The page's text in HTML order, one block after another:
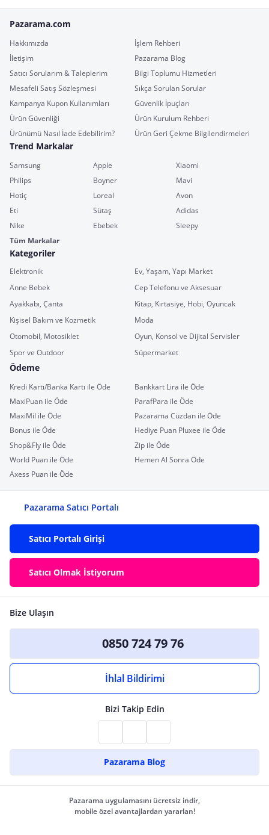
Pazarama.com
Hakkımızda
İşlem Rehberi
İletişim
Pazarama Blog
Satıcı Sorularım & Taleplerim
Bilgi Toplumu Hizmetleri
Mesafeli Satış Sözleşmesi
Sıkça Sorulan Sorular
Kampanya Kupon Kullanımları
Güvenlik İpuçları
Ürün Güvenliği
Ürün Kurulum Rehberi
Ürünümü Nasıl İade Edebilirim?
Ürün Geri Çekme Bilgilendirmeleri
Trend Markalar
Samsung Apple
Xiaomi
Philips
Boyner
Mavi
Hotiç
Loreal
Avon
Eti
Sütaş
Adidas
Nike
Ebebek
Sleepy
Tüm Markalar
Kategoriler
Elektronik
Ev, Yaşam, Yapı Market
Anne Bebek
Cep Telefonu ve Aksesuar
Ayakkabı, Çanta
Kitap, Kırtasiye, Hobi, Oyuncak
Kişisel Bakım ve Kozmetik
Moda
Otomobil, Motosiklet
Oyun, Konsol ve Dijital Servisler
Spor ve Outdoor
Süpermarket
Ödeme
Kredi Kartı/Banka Kartı ile Öde
Bankkart Lira ile Öde
MaxiPuan ile Öde
ParafPara ile Öde
MaxiMil ile Öde
Pazarama Cüzdan ile Öde
Bonus ile Öde
Hediye Puan Pluxee ile Öde
Shop&Fly ile Öde
Zip ile Öde
World Puan ile Öde
Hemen Al Sonra Öde
Axess Puan ile Öde
Pazarama Satıcı Portalı
Satıcı Portalı Girişi
Satıcı Olmak İstiyorum
Bize Ulaşın
0850 724 79 76
İhlal Bildirimi
Bizi Takip Edin
Pazarama Blog
Pazarama uygulamasını ücretsiz indir,
mobile özel avantajlardan yararlan!